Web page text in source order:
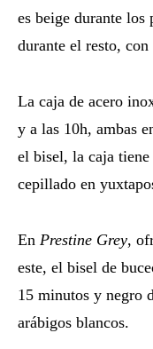
es beige durante
durante el resto,
La caja de acero
y a las 10h, ambas
el bisel, la caja
cepillado en
En Prestine Grey,
este, el bisel de
15 minutos y negro
arábigos blancos.